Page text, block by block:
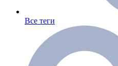
Все теги